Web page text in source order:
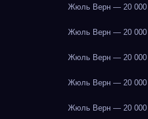
Жюль Верн — 20 000
Жюль Верн — 20 000
Жюль Верн — 20 000
Жюль Верн — 20 000
Жюль Верн — 20 000